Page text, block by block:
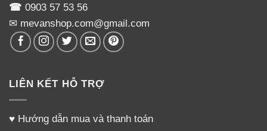
☎ 0903 57 53 56
✉ mevanshop.com@gmail.com
LIÊN KẾT HỖ TRỢ
♥ Hướng dẫn mua và thanh toán